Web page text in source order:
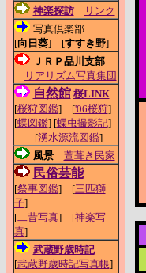
神楽探訪
リンク
写真倶楽部
[向日葵] [すすき野]
ＪＲＰ品川支部
リアリズム写真集団
自然館 桜LINK
[桜狩図鑑] ['06桜狩]
[蝶図鑑] [蝶虫撮影記]
[湧水源流図鑑]
風景
萱葺き民家
民俗芸能
[祭事図鑑] [三匹獅
子]
[二昔写真] [神楽写
真]
武蔵野歳時記
[武蔵野歳時記写真帳]